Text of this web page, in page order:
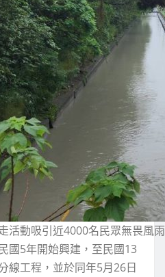
活動吸引近4000名民眾無畏風
國5年開始興建，至民國13
線工程，並於同年5月26日